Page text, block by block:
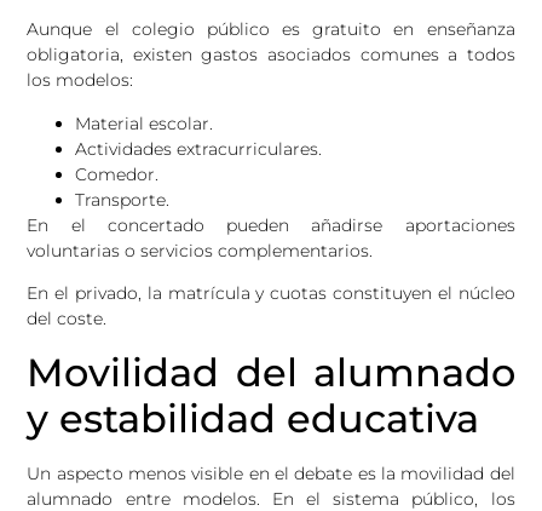
Aunque el colegio público es gratuito en enseñanza
obligatoria, existen gastos asociados comunes a todos
los modelos:
Material escolar.
Actividades extracurriculares.
Comedor.
Transporte.
En el concertado pueden añadirse aportaciones
voluntarias o servicios complementarios.
En el privado, la matrícula y cuotas constituyen el núcleo
del coste.
Movilidad del alumnado
y estabilidad educativa
Un aspecto menos visible en el debate es la movilidad del
alumnado entre modelos. En el sistema público, los